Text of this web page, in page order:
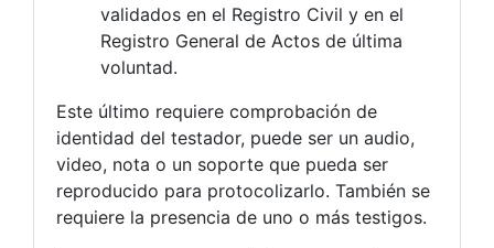
validados en el Registro Civil y en el
Registro General de Actos de última
voluntad.
Este último requiere comprobación de
identidad del testador, puede ser un audio,
video, nota o un soporte que pueda ser
reproducido para protocolizarlo. También se
requiere la presencia de uno o más testigos.